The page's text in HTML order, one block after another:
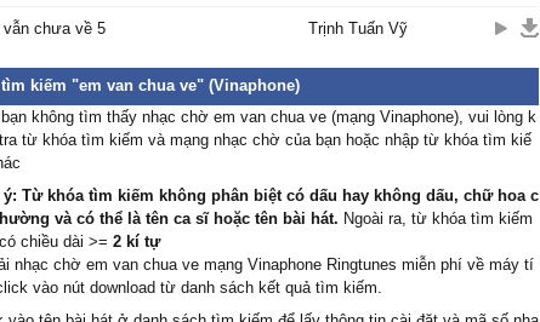
vẫn chưa về 5 Trịnh Tuấn Vỹ
tìm kiếm "em van chua ve" (Vinaphone)
bạn không tìm thấy nhạc chờ em van chua ve (mạng Vinaphone), vui lòng k
từ khóa tìm kiếm và mạng nhạc chờ của bạn hoặc nhập từ khóa tìm kiế
ý: Từ khóa tìm kiếm không phân biệt có dấu hay không dấu, chữ hoa c
và có thể là tên ca sĩ hoặc tên bài hát. Ngoài ra, từ khóa tìm kiếm
chiều dài >= 2 kí tự
nhạc chờ em van chua ve mạng Vinaphone Ringtunes miễn phí về máy tí
vào nút download từ danh sách kết quả tìm kiếm.